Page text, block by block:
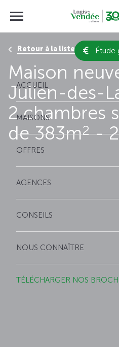
Étude
ACCUEIL
MAISONS
OFFRES
AGENCES
CONSEILS
NOUS CONNAÎTRE
TÉLÉCHARGER NOS
Retour à la liste des
Maison
Julien-des-
2 chambres
de 383m2-